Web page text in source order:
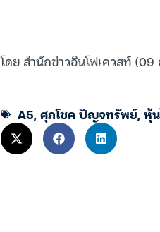
โดย สำนักข่าวอินโฟเควสท์
A5,ศุภโชค ปัญจทรัพย์,หุ้